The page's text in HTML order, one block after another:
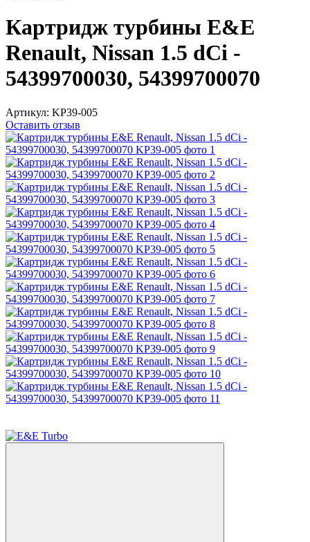
Картридж турбины E&E
Renault, Nissan 1.5 dCi -
54399700030, 54399700070
Артикул: KP39-005
Оставить отзыв